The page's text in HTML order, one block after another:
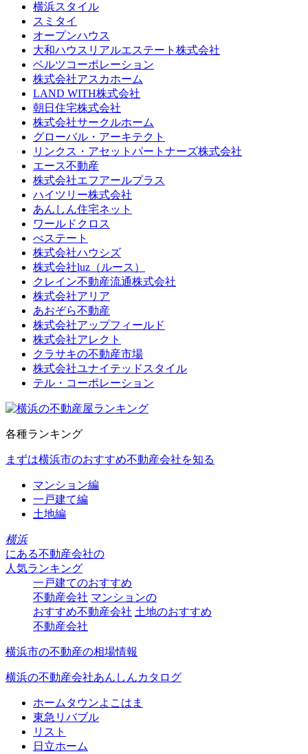
横浜スタイル
スミタイ
オープンハウス
大和ハウスリアルエステート株式会社
ベルツコーポレーション
株式会社アスカホーム
LAND WITH株式会社
朝日住宅株式会社
株式会社サークルホーム
グローバル・アーキテクト
リンクス・アセットパートナーズ株式会社
エース不動産
株式会社エフアールプラス
ハイツリー株式会社
あんしん住宅ネット
ワールドクロス
べステート
株式会社ハウシズ
株式会社luz（ルース）
クレイン不動産流通株式会社
株式会社アリア
あおぞら不動産
株式会社アップフィールド
株式会社アレクト
クラサキの不動産市場
株式会社ユナイテッドスタイル
テル・コーポレーション
各種ランキング
まずは横浜市のおすすめ不動産会社を知る
マンション編
一戸建て編
土地編
横浜
にある不動産会社の
人気ランキング
一戸建てのおすすめ
不動産会社 マンションの
おすすめ不動産会社 土地のおすすめ
不動産会社
横浜市の不動産の相場情報
横浜の不動産会社あんしんカタログ
ホームタウンよこはま
東急リバブル
リスト
日立ホーム